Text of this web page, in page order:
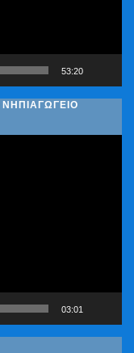
53:20
ΝΗΠΙΑΓΩΓΕΙΟ
03:01